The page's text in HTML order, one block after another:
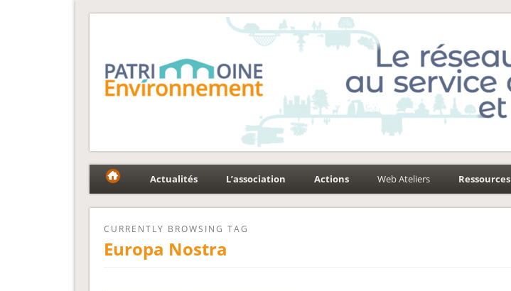
Fédération Patrimoine-Environnement
Actualités L’association Actions Web Ateliers Ressources
CURRENTLY BROWSING TAG
Europa Nostra